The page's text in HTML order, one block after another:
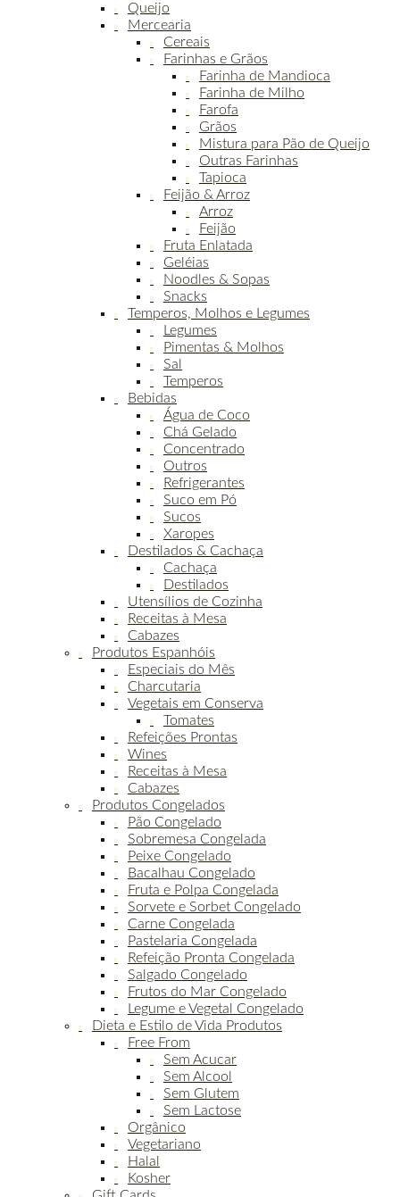
Queijo
Mercearia
Cereais
Farinhas e Grãos
Farinha de Mandioca
Farinha de Milho
Farofa
Grãos
Mistura para Pão de Queijo
Outras Farinhas
Tapioca
Feijão & Arroz
Arroz
Feijão
Fruta Enlatada
Geléias
Noodles & Sopas
Snacks
Temperos, Molhos e Legumes
Legumes
Pimentas & Molhos
Sal
Temperos
Bebidas
Água de Coco
Chá Gelado
Concentrado
Outros
Refrigerantes
Suco em Pó
Sucos
Xaropes
Destilados & Cachaça
Cachaça
Destilados
Utensílios de Cozinha
Receitas à Mesa
Cabazes
Produtos Espanhóis
Especiais do Mês
Charcutaria
Vegetais em Conserva
Tomates
Refeições Prontas
Wines
Receitas à Mesa
Cabazes
Produtos Congelados
Pão Congelado
Sobremesa Congelada
Peixe Congelado
Bacalhau Congelado
Fruta e Polpa Congelada
Sorvete e Sorbet Congelado
Carne Congelada
Pastelaria Congelada
Refeição Pronta Congelada
Salgado Congelado
Frutos do Mar Congelado
Legume e Vegetal Congelado
Dieta e Estilo de Vida Produtos
Free From
Sem Acucar
Sem Alcool
Sem Glutem
Sem Lactose
Orgânico
Vegetariano
Halal
Kosher